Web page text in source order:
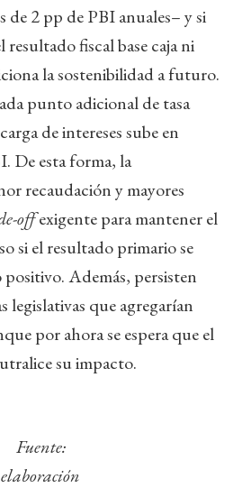
de 2 pp de PBI anuales– y si
resultado fiscal base caja ni
la sostenibilidad a futuro.
punto adicional de tasa
de intereses sube en
De esta forma, la
recaudación y mayores
offexigente para mantener el
si el resultado primario se
Además, persisten
legislativas que agregarían
por ahora se espera que el
su impacto.
Fuente:
elaboración